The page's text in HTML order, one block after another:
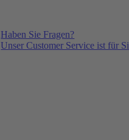
Haben Sie Fragen?
Unser Customer Service ist für